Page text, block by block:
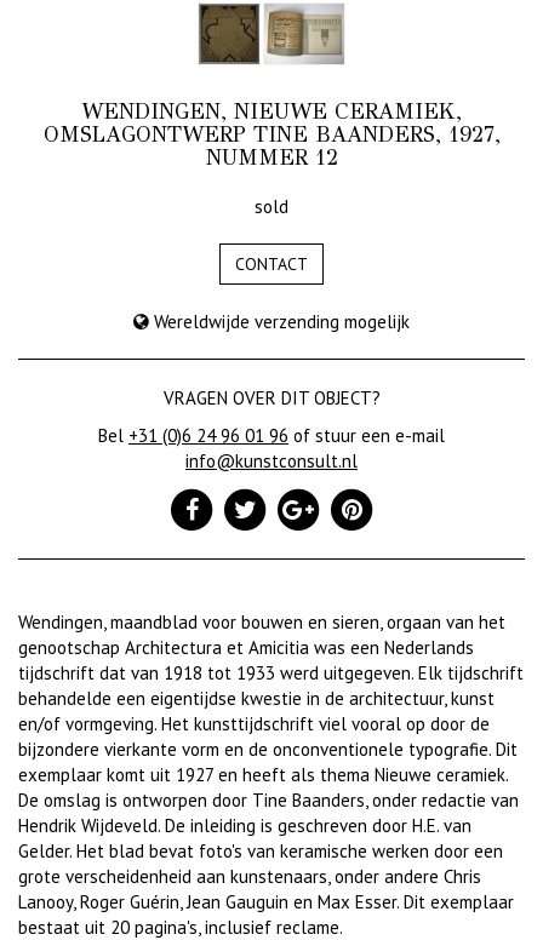
WENDINGEN, NIEUWE CERAMIEK,
OMSLAGONTWERP TINE BAANDERS, 1927,
NUMMER 12
sold
CONTACT
Wereldwijde verzending mogelijk
VRAGEN OVER DIT OBJECT?
Bel +31 (0)6 24 96 01 96 of stuur een e-mail
info@kunstconsult.nl
Wendingen, maandblad voor bouwen en sieren, orgaan van het
genootschap Architectura et Amicitia was een Nederlands
tijdschrift dat van 1918 tot 1933 werd uitgegeven. Elk tijdschrift
behandelde een eigentijdse kwestie in de architectuur, kunst
en/of vormgeving. Het kunsttijdschrift viel vooral op door de
bijzondere vierkante vorm en de onconventionele typografie. Dit
exemplaar komt uit 1927 en heeft als thema Nieuwe ceramiek.
De omslag is ontworpen door Tine Baanders, onder redactie van
Hendrik Wijdeveld. De inleiding is geschreven door H.E. van
Gelder. Het blad bevat foto's van keramische werken door een
grote verscheidenheid aan kunstenaars, onder andere Chris
Lanooy, Roger Guérin, Jean Gauguin en Max Esser. Dit exemplaar
bestaat uit 20 pagina's, inclusief reclame.